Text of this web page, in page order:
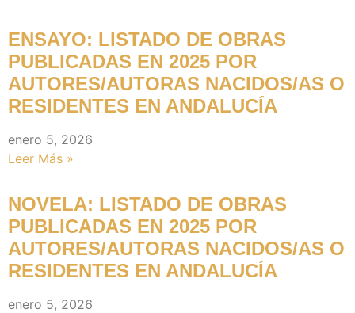
ENSAYO: LISTADO DE OBRAS
PUBLICADAS EN 2025 POR
AUTORES/AUTORAS NACIDOS/AS O
RESIDENTES EN ANDALUCÍA
enero 5, 2026
Leer Más »
NOVELA: LISTADO DE OBRAS
PUBLICADAS EN 2025 POR
AUTORES/AUTORAS NACIDOS/AS O
RESIDENTES EN ANDALUCÍA
enero 5, 2026